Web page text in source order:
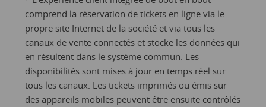
comprend la réservation de tickets en ligne via le
propre site Internet de la société et via tous les
canaux de vente connectés et stocke les données qui
en résultent dans le système commun. Les
disponibilités sont mises à jour en temps réel sur
tous les canaux. Les tickets imprimés ou émis sur
des appareils mobiles peuvent être ensuite contrôlés